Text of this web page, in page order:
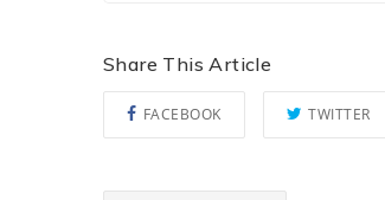
Share This Article
FACEBOOK TWITTER